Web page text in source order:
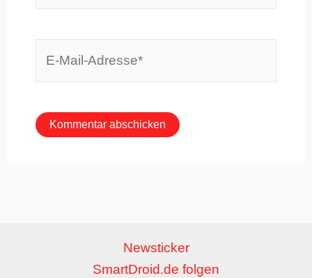
Newsticker
SmartDroid.de folgen